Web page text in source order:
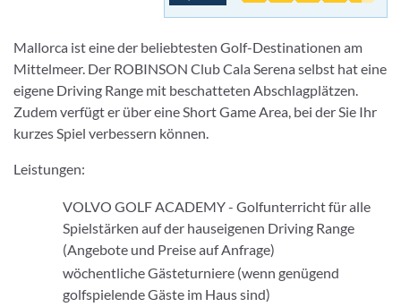
Mallorca ist eine der beliebtesten Golf-Destinationen am
Mittelmeer. Der ROBINSON Club Cala Serena selbst hat eine
eigene Driving Range mit beschatteten Abschlagplätzen.
Zudem verfügt er über eine Short Game Area, bei der Sie Ihr
kurzes Spiel verbessern können.
Leistungen:
VOLVO GOLF ACADEMY - Golfunterricht für alle
Spielstärken auf der hauseigenen Driving Range
(Angebote und Preise auf Anfrage)
wöchentliche Gästeturniere (wenn genügend
golfspielende Gäste im Haus sind)